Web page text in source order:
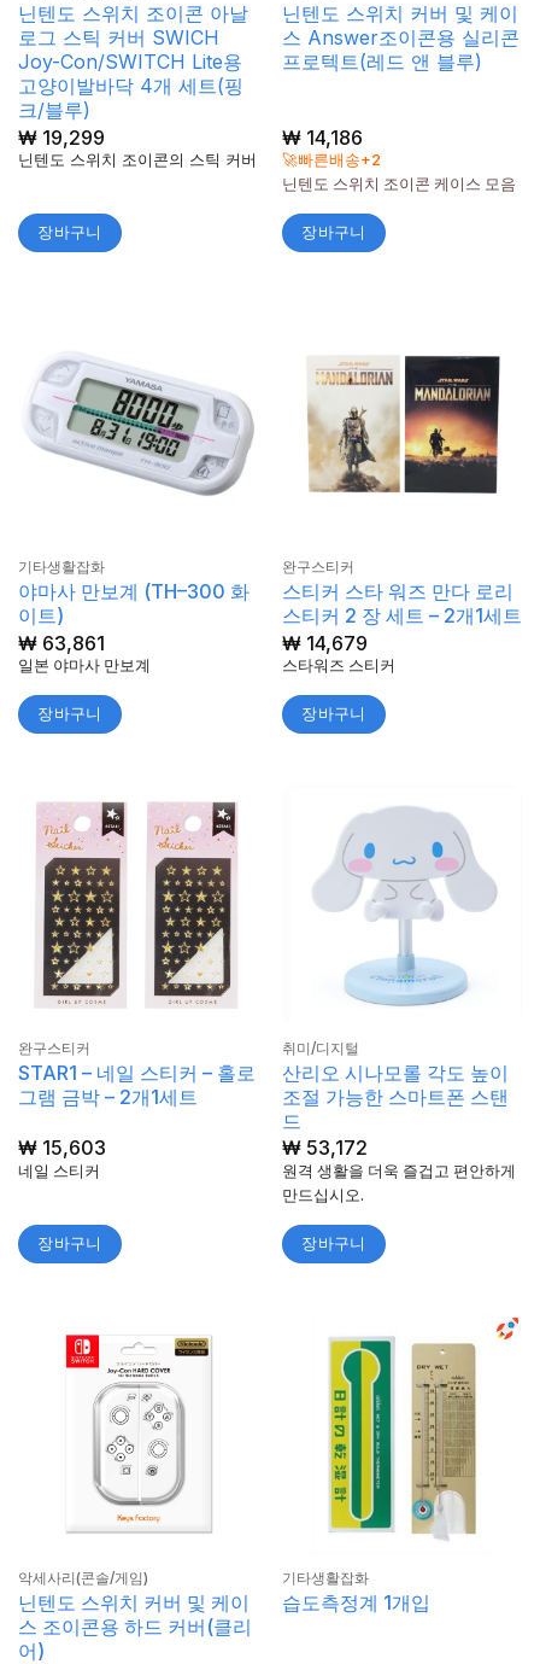
닌텐도 스위치 조이콘 아날
로그 스틱 커버 SWICH
Joy-Con/SWITCH Lite용
고양이발바닥 4개 세트(핑
크/블루)
₩19,299
닌텐도 스위치 조이콘의 스틱 커버
장바구니
닌텐도 스위치 커버 및 케이
스 Answer조이콘용 실리콘
프로텍트(레드 앤 블루)
₩14,186
🚀빠른배송+2
닌텐도 스위치 조이콘 케이스 모음
장바구니
기타생활잡화
야마사 만보계 (TH–300 화
이트)
₩63,861
일본 야마사 만보계
장바구니
완구스티커
스티커 스타 워즈 만다 로리
스티커 2 장 세트 – 2개1세트
₩14,679
스타워즈 스티커
장바구니
완구스티커
STAR1 – 네일 스티커 – 홀로
그램 금박 – 2개1세트
₩15,603
네일 스티커
장바구니
취미/디지털
산리오 시나모롤 각도 높이
조절 가능한 스마트폰 스탠
드
₩53,172
원격 생활을 더욱 즐겁고 편안하게
만드십시오.
장바구니
악세사리(콘솔/게임)
닌텐도 스위치 커버 및 케이
스 조이콘용 하드 커버(클리
어)
기타생활잡화
습도측정계 1개입